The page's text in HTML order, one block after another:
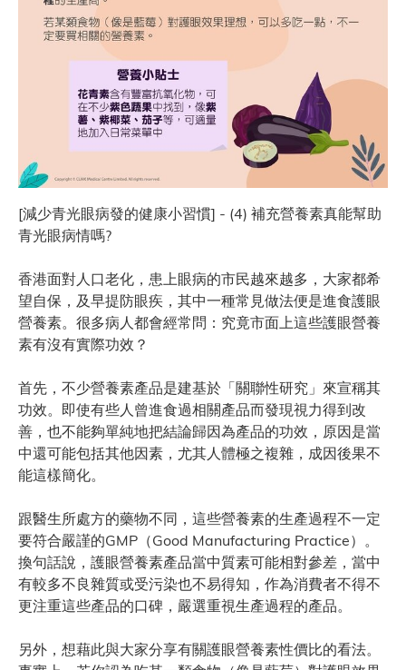
[減少青光眼病發的健康小習慣] - (4) 補充營養素真能幫助
青光眼病情嗎?
香港面對人口老化，患上眼病的市民越來越多，大家都希
望自保，及早提防眼疾，其中一種常見做法便是進食護眼
營養素。很多病人都會經常問：究竟市面上這些護眼營養
素有沒有實際功效？
首先，不少營養素產品是建基於「關聯性研究」來宣稱其
功效。即使有些人曾進食過相關產品而發現視力得到改
善，也不能夠單純地把結論歸因為產品的功效，原因是當
中還可能包括其他因素，尤其人體極之複雜，成因後果不
能這樣簡化。
跟醫生所處方的藥物不同，這些營養素的生產過程不一定
要符合嚴謹的GMP（Good Manufacturing Practice）。
換句話說，護眼營養素產品當中質素可能相對參差，當中
有較多不良雜質或受污染也不易得知，作為消費者不得不
更注重這些產品的口碑，嚴選重視生產過程的產品。
另外，想藉此與大家分享有關護眼營養素性價比的看法。